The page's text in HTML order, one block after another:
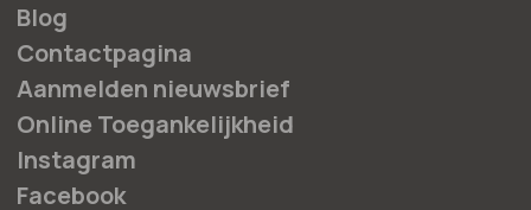
Blog
Contactpagina
Aanmelden nieuwsbrief
Online Toegankelijkheid
Instagram
Facebook